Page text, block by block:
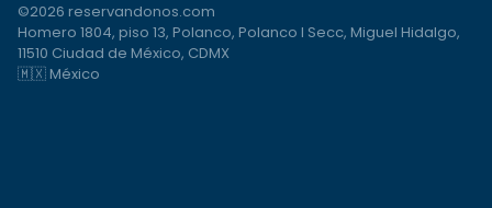
©2026 reservandonos.com
Homero 1804, piso 13, Polanco, Polanco I Secc, Miguel Hidalgo,
11510 Ciudad de México, CDMX
🇲🇽 México